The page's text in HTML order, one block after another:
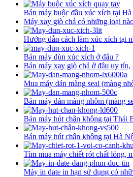
Bán máy buộc đầu xúc xích tại
Máy xay giò chả có những loại
Hướng dẫn cách làm xúc xích tại
Bán máy đùn xúc xích ở đâu ?
Bán máy xay giò chả ở đâu uy tín,
Mua máy dán màng seal (màng
Bán máy dán màng nhôm (màng
Bán máy hút chân không tại Thái
Bán máy hút chân không tại Hà
Tìm mua máy chiết rót chất lỏng,
Máy in date in hạn sử dụng có